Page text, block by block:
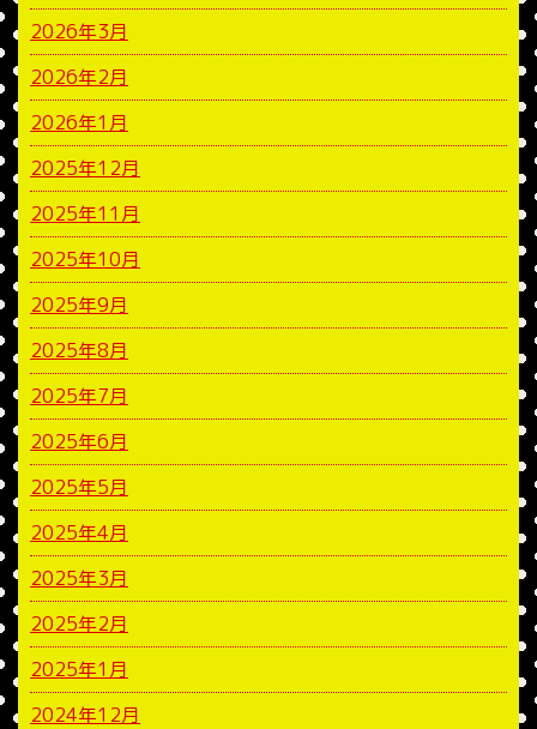
2026年3月
2026年2月
2026年1月
2025年12月
2025年11月
2025年10月
2025年9月
2025年8月
2025年7月
2025年6月
2025年5月
2025年4月
2025年3月
2025年2月
2025年1月
2024年12月